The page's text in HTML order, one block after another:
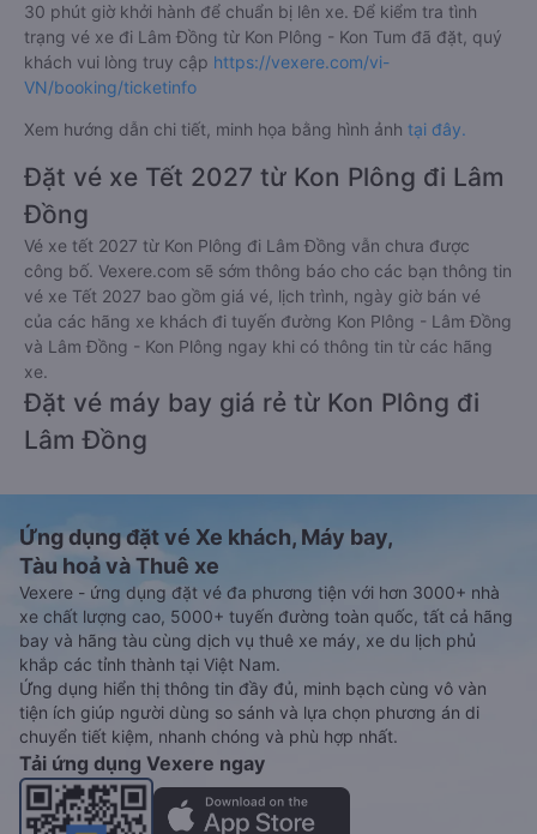
30 phút giờ khởi hành để chuẩn bị lên xe. Để kiểm tra tình
trạng vé xe đi Lâm Đồng từ Kon Plông - Kon Tum đã đặt, quý
khách vui lòng truy cập https://vexere.com/vi-
VN/booking/ticketinfo
Xem hướng dẫn chi tiết, minh họa bằng hình ảnh tại đây.
Đặt vé xe Tết 2027 từ Kon Plông đi Lâm
Đồng
Vé xe tết 2027 từ Kon Plông đi Lâm Đồng vẫn chưa được
công bố. Vexere.com sẽ sớm thông báo cho các bạn thông tin
vé xe Tết 2027 bao gồm giá vé, lịch trình, ngày giờ bán vé
của các hãng xe khách đi tuyến đường Kon Plông - Lâm Đồng
và Lâm Đồng - Kon Plông ngay khi có thông tin từ các hãng
xe.
Đặt vé máy bay giá rẻ từ Kon Plông đi
Lâm Đồng
Ứng dụng đặt vé Xe khách, Máy bay,
Tàu hoả và Thuê xe
Vexere - ứng dụng đặt vé đa phương tiện với hơn 3000+ nhà
xe chất lượng cao, 5000+ tuyến đường toàn quốc, tất cả hãng
bay và hãng tàu cùng dịch vụ thuê xe máy, xe du lịch phủ
khắp các tỉnh thành tại Việt Nam.
Ứng dụng hiển thị thông tin đầy đủ, minh bạch cùng vô vàn
tiện ích giúp người dùng so sánh và lựa chọn phương án di
chuyển tiết kiệm, nhanh chóng và phù hợp nhất.
Tải ứng dụng Vexere ngay